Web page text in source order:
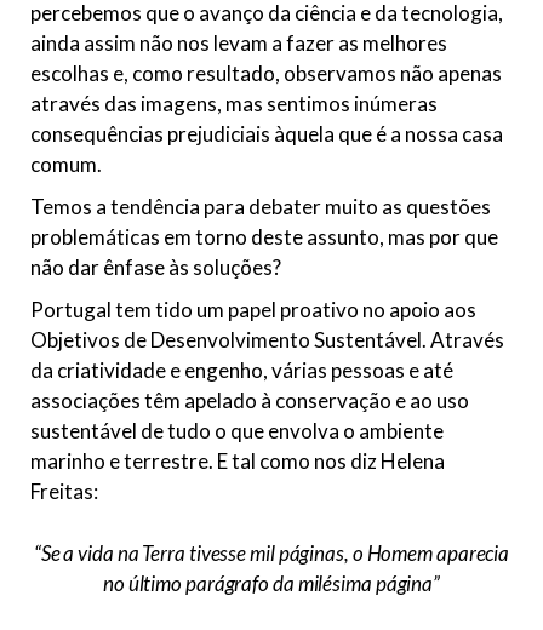
percebemos que o avanço da ciência e da tecnologia,
ainda assim não nos levam a fazer as melhores
escolhas e, como resultado, observamos não apenas
através das imagens, mas sentimos inúmeras
consequências prejudiciais àquela que é a nossa casa
comum.
Temos a tendência para debater muito as questões
problemáticas em torno deste assunto, mas por que
não dar ênfase às soluções?
Portugal tem tido um papel proativo no apoio aos
Objetivos de Desenvolvimento Sustentável. Através
da criatividade e engenho, várias pessoas e até
associações têm apelado à conservação e ao uso
sustentável de tudo o que envolva o ambiente
marinho e terrestre. E tal como nos diz Helena
Freitas:
“Se a vida na Terra tivesse mil páginas, o Homem aparecia
no último parágrafo da milésima página”